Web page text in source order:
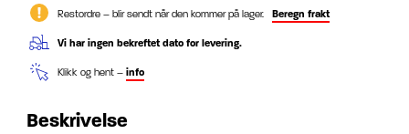
Restordre – blir sendt når den kommer på lager. Beregn frakt
Vi har ingen bekreftet dato for levering.
Klikk og hent – info
Beskrivelse